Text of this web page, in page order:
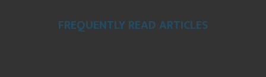
FREQUENTLY READ ARTICLES